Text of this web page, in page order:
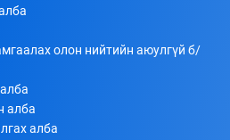
олон нийтийн аюулгүй б/
алба
алба